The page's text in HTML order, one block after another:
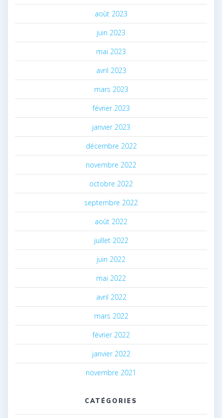
août 2023
juin 2023
mai 2023
avril 2023
mars 2023
février 2023
janvier 2023
décembre 2022
novembre 2022
octobre 2022
septembre 2022
août 2022
juillet 2022
juin 2022
mai 2022
avril 2022
mars 2022
février 2022
janvier 2022
novembre 2021
CATÉGORIES